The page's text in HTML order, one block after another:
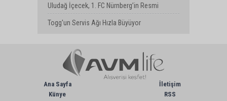
Finansman Desteği
Uludağ İçecek, 1. FC Nürnberg’in Resmi
Sponsoru Oldu
Togg'un Servis Ağı Hızla Büyüyor
Ana Sayfa
Künye
İletişim
RSS